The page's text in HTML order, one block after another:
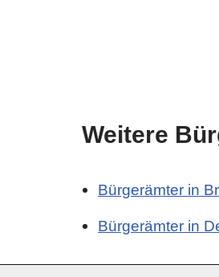
Weitere
Bürgerämter in
Bürgerämter in